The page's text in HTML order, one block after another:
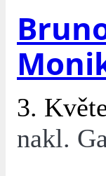
3.
nakl.